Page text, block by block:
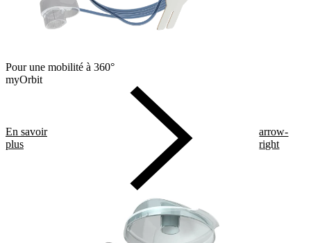
Pour une mobilité à 360°
myOrbit
En savoir
plus
arrow-
right